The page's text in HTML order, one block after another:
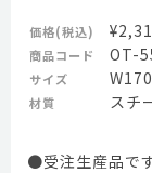
価格(税込)
商品コード OT-
サイズ
材質 スチ
●受注生産品で